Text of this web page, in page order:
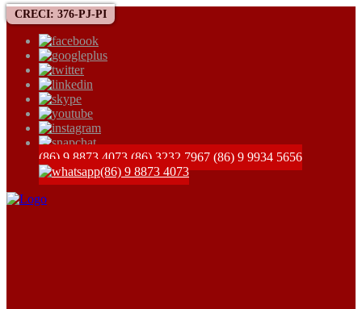
CRECI: 376-PJ-PI
(86) 9 8873 4073 (86) 3232 7967 (86) 9 9934 5656
(86) 9 8873 4073